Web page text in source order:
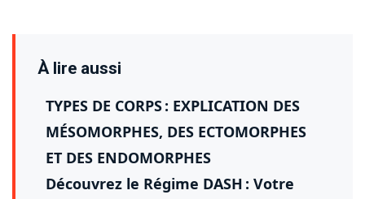
À lire aussi
TYPES DE CORPS : EXPLICATION DES
MÉSOMORPHES, DES ECTOMORPHES
ET DES ENDOMORPHES
Découvrez le Régime DASH : Votre